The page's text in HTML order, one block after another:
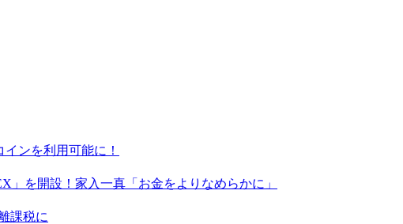
ンを利用可能に！
」を開設！家入一真「お金をよりなめらかに」
課税に